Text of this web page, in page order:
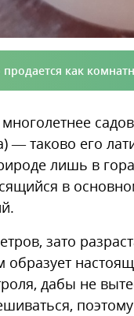
как
— таково его
лишь в
в
зато
дабы не